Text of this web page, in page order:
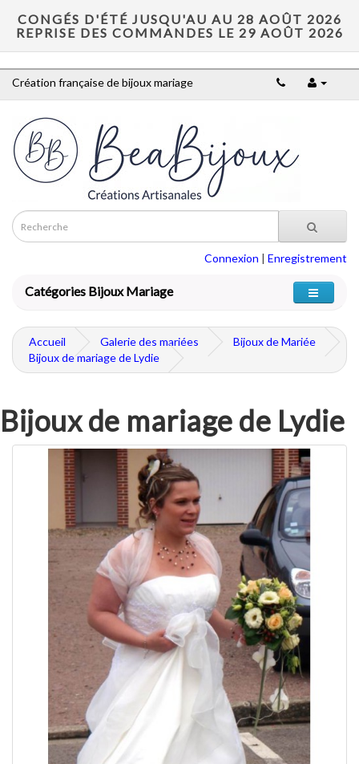
CONGÉS D'ÉTÉ JUSQU'AU AU 28 AOÛT 2026
REPRISE DES COMMANDES LE 29 AOÛT 2026
Création française de bijoux mariage
Connexion | Enregistrement
Catégories Bijoux Mariage
Accueil Galerie des mariées
Bijoux de Mariée
Bijoux de mariage de Lydie
Bijoux de mariage de Lydie